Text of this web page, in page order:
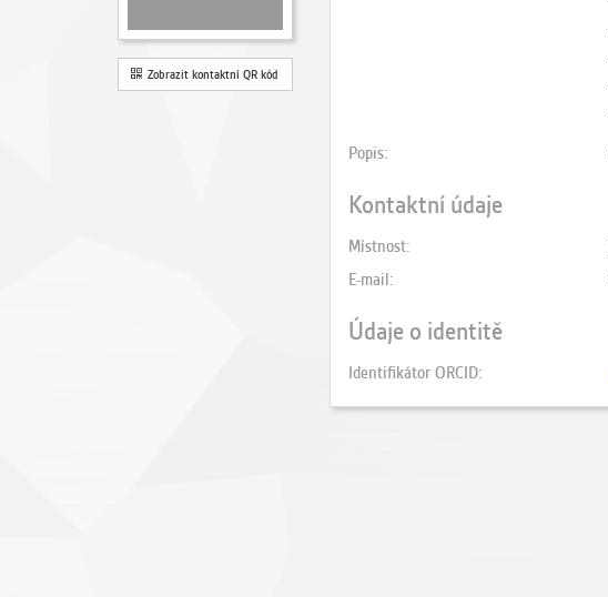
Zobrazit kontaktní QR kód
Popis
Kontaktní údaje
Místnost
E-mail
Údaje o identitě
Identifikátor ORCID